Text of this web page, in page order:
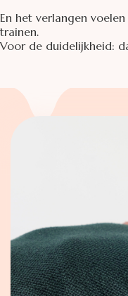
En het verlangen
trainen.
Voor de duidelijkheid: